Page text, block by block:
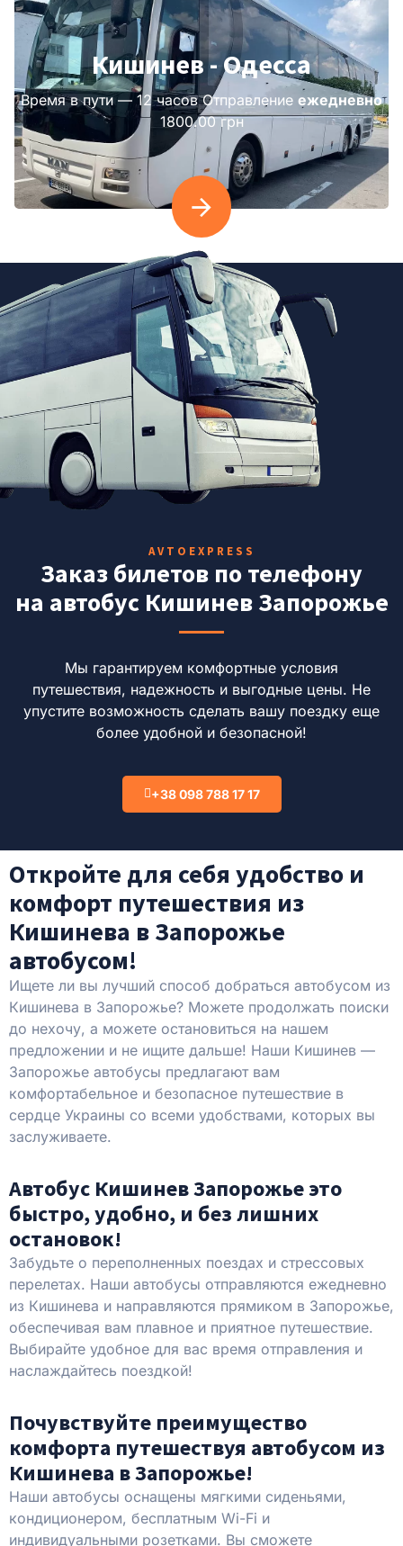
Кишинев - Одесса
Время в пути — 12 часов Отправление ежедневно
1800.00 грн
AVTOEXPRESS
Заказ билетов по телефону
на автобус Кишинев Запорожье
Мы гарантируем комфортные условия
путешествия, надежность и выгодные цены. Не
упустите возможность сделать вашу поездку еще
более удобной и безопасной!
+38 098 788 17 17
Откройте для себя удобство и
комфорт путешествия из
Кишинева в Запорожье
автобусом!
Ищете ли вы лучший способ добраться автобусом из
Кишинева в Запорожье? Можете продолжать поиски
до нехочу, а можете остановиться на нашем
предложении и не ищите дальше! Наши Кишинев —
Запорожье автобусы предлагают вам
комфортабельное и безопасное путешествие в
сердце Украины со всеми удобствами, которых вы
заслуживаете.
Автобус Кишинев Запорожье это
быстро, удобно, и без лишних
остановок!
Забудьте о переполненных поездах и стрессовых
перелетах. Наши автобусы отправляются ежедневно
из Кишинева и направляются прямиком в Запорожье,
обеспечивая вам плавное и приятное путешествие.
Выбирайте удобное для вас время отправления и
наслаждайтесь поездкой!
Почувствуйте преимущество
комфорта путешествуя автобусом из
Кишинева в Запорожье!
Наши автобусы оснащены мягкими сиденьями,
кондиционером, бесплатным Wi-Fi и
индивидуальными розетками. Вы сможете